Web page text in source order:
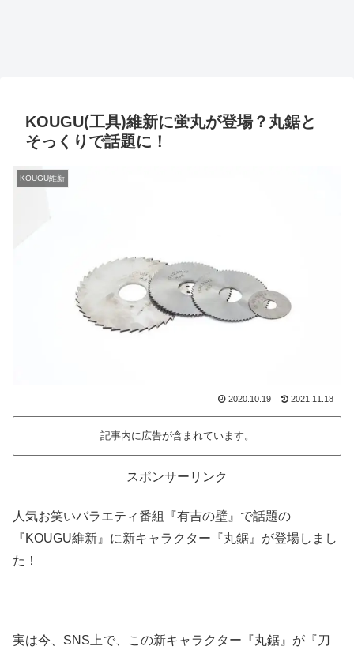
KOUGU(工具)維新に蛍丸が登場？丸鋸と
そっくりで話題に！
KOUGU維新
2020.10.19 2021.11.18
記事内に広告が含まれています。
スポンサーリンク
人気お笑いバラエティ番組『有吉の壁』で話題の
『KOUGU維新』に新キャラクター『丸鋸』が登場しまし
た！
実は今、SNS上で、この新キャラクター『丸鋸』が『刀